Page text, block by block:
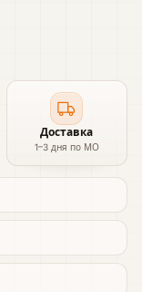
Доставка
1–3 дня по МО